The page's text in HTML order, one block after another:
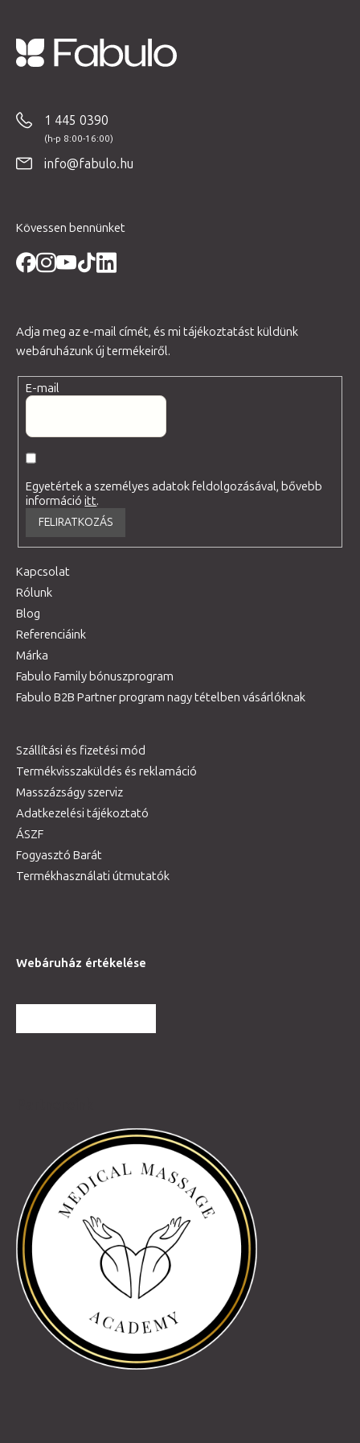
1 445 0390
info@fabulo.hu
Kövessen bennünket
Adja meg az e-mail címét, és mi tájékoztatást küldünk
webáruházunk új termékeiről.
E-mail
Egyetértek a személyes adatok feldolgozásával, bővebb
információitt.
FELIRATKOZÁS
Kapcsolat
Rólunk
Blog
Referenciáink
Márka
Fabulo Family bónuszprogram
Fabulo B2B Partner program nagy tételben vásárlóknak
Szállítási és fizetési mód
Termékvisszaküldés és reklamáció
Masszázságy szerviz
Adatkezelési tájékoztató
ÁSZF
Fogyasztó Barát
Termékhasználati útmutatók
Webáruház értékelése